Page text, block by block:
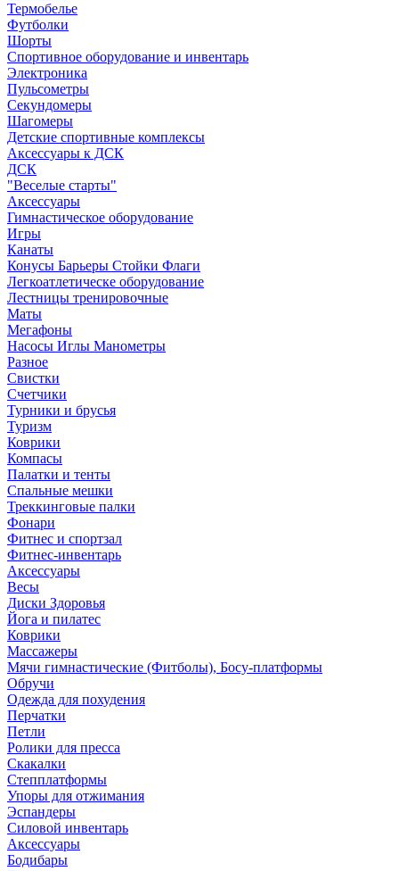
Термобелье
Футболки
Шорты
Спортивное оборудование и инвентарь
Электроника
Пульсометры
Секундомеры
Шагомеры
Детские спортивные комплексы
Аксессуары к ДСК
ДСК
"Веселые старты"
Аксессуары
Гимнастическое оборудование
Игры
Канаты
Конусы Барьеры Стойки Флаги
Легкоатлетическе оборудование
Лестницы тренировочные
Маты
Мегафоны
Насосы Иглы Манометры
Разное
Свистки
Счетчики
Турники и брусья
Туризм
Коврики
Компасы
Палатки и тенты
Спальные мешки
Треккинговые палки
Фонари
Фитнес и спортзал
Фитнес-инвентарь
Аксессуары
Весы
Диски Здоровья
Йога и пилатес
Коврики
Массажеры
Мячи гимнастические (Фитболы), Босу-платформы
Обручи
Одежда для похудения
Перчатки
Петли
Ролики для пресса
Скакалки
Степплатформы
Упоры для отжимания
Эспандеры
Силовой инвентарь
Аксессуары
Бодибары